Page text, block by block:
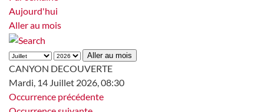
Aujourd'hui
Aller au mois
Aller au mois
CANYON DECOUVERTE
Mardi, 14 Juillet 2026, 08:30
Occurrence précédente